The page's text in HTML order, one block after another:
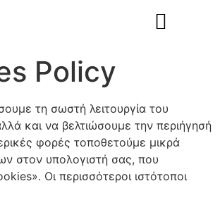
Policy
τη σωστή λειτουργία του
και να βελτιώσουμε την περιήγησή
φορές τοποθετούμε μικρά
στον υπολογιστή σας, που
Οι περισσότεροι ιστότοποι